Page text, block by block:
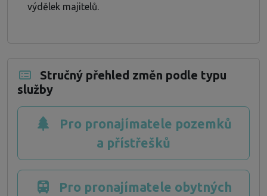
výdělek majitelů.
Stručný přehled změn podle typu
služby
Pro pronajímatele pozemků
a přístřešků
Pro pronajímatele obytných